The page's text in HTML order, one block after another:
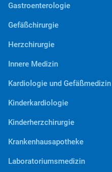
Gastroenterologie
Gefäßchirurgie
Herzchirurgie
Innere Medizin
Kardiologie und Gefäßmedizin
Kinderkardiologie
Kinderherzchirurgie
Krankenhausapotheke
Laboratoriumsmedizin